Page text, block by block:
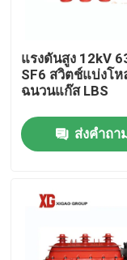
บ้าน
สินค้า
เกี่ยวกับเรา
แรงดันสูง 12kV
SF6 สวิตช์แบ่งโห
ฉนวนแก๊ส LBS
ส่งคำถา